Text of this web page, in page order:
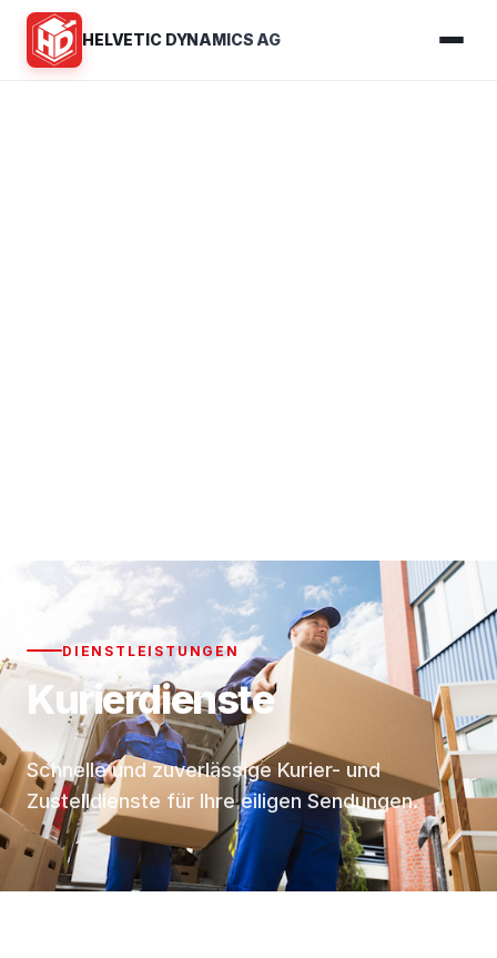
HELVETIC DYNAMICS AG
DIENSTLEISTUNGEN
Kurierdienste
Schnelle und zuverlässige Kurier- und
Zustelldienste für Ihre eiligen Sendungen.